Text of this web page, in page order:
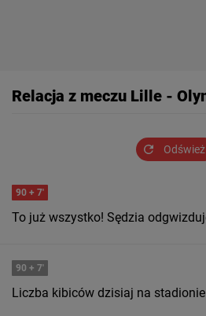
Relacja z meczu Lille -
Odśwież
90 + 7'
To już wszystko! Sędzia
90 + 7'
Liczba kibiców dzisiaj na